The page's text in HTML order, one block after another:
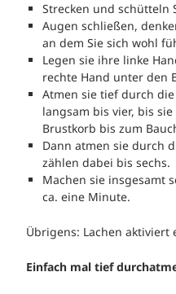
Strecken und schütteln
Augen schließen,
an dem Sie sich wohl
Legen sie ihre linke
rechte Hand unter den
Atmen sie tief durch
langsam bis vier, bis
Brustkorb bis zum
Dann atmen sie durch
zählen dabei bis sechs.
Machen sie insgesamt
ca. eine Minute.
Übrigens: Lachen aktiviert
Einfach mal tief